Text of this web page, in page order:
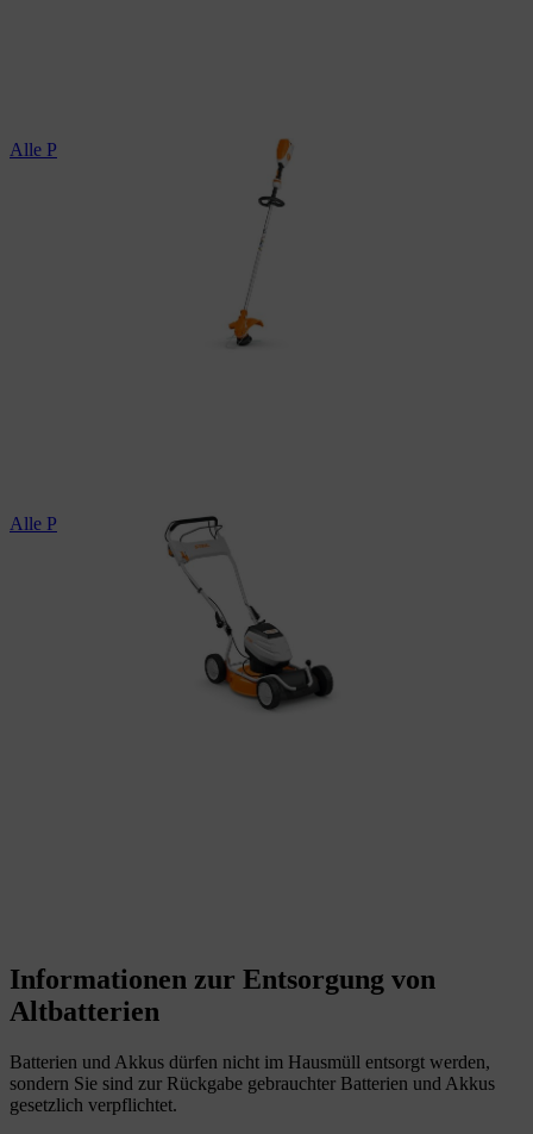
Alle Profi-Motorsensen
Alle Profi-Rasenmäher
Informationen zur Entsorgung von
Altbatterien
Batterien und Akkus dürfen nicht im Hausmüll entsorgt werden,
sondern Sie sind zur Rückgabe gebrauchter Batterien und Akkus
gesetzlich verpflichtet.